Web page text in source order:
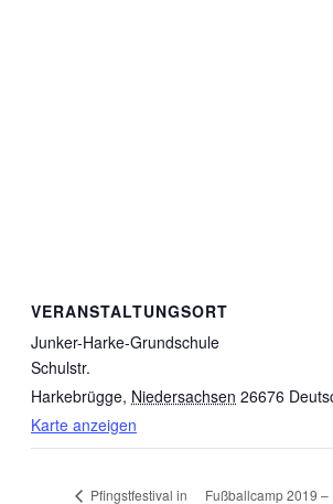
VERANSTALTUNGSORT
Junker-Harke-Grundschule
Schulstr.
Harkebrügge, Niedersachsen 26676
Karte anzeigen
Pfingstfestival in Fußballcamp 2019 –